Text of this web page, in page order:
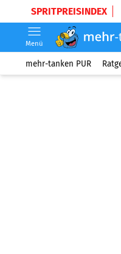
SPRITPREISINDEX
Menü
mehr-tanken PUR